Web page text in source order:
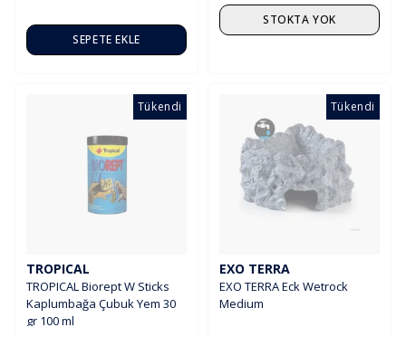
SEPETE EKLE
STOKTA YOK
Tükendi
TROPICAL
TROPICAL Biorept W Sticks
Kaplumbağa Çubuk Yem 30
gr 100 ml
Tükendi
EXO TERRA
EXO TERRA Eck Wetrock
Medium